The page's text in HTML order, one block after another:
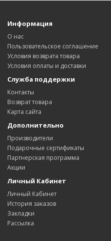
Информация
О нас
Пользовательское соглашение
Условия возврата товара
Условия оплаты и доставки
Служба поддержки
Контакты
Возврат товара
Карта сайта
Дополнительно
Производители
Подарочные сертификаты
Партнерская программа
Акции
Личный Кабинет
Личный Кабинет
История заказов
Закладки
Рассылка